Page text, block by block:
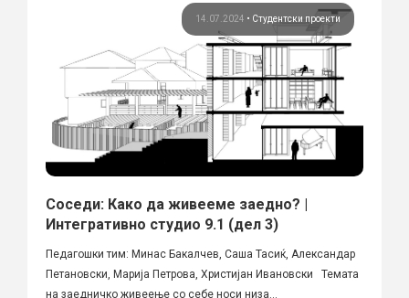
14.07.2024 • Студентски проекти
Соседи: Како да живееме заедно? |
Интегративно студио 9.1 (дел 3)
Педагошки тим: Минас Бакалчев, Саша Тасиќ, Александар
Петановски, Марија Петрова, Христијан Ивановски Темата
на заедничко живеење со себе носи низа...